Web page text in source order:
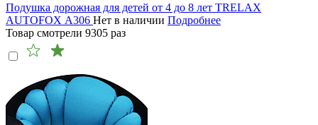
Подушка дорожная для детей от 4 до 8 лет TRELAX
AUTOFOX А306 Нет в наличии Подробнее
Товар смотрели 9305 раз